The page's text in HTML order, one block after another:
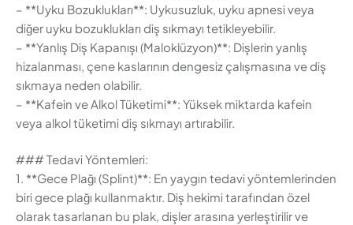
– **Uyku Bozuklukları**: Uykusuzluk, uyku apnesi veya
diğer uyku bozuklukları diş sıkmayı tetikleyebilir.
– **Yanlış Diş Kapanışı (Maloklüzyon)**: Dişlerin yanlış
hizalanması, çene kaslarının dengesiz çalışmasına ve diş
sıkmaya neden olabilir.
– **Kafein ve Alkol Tüketimi**: Yüksek miktarda kafein
veya alkol tüketimi diş sıkmayı artırabilir.
### Tedavi Yöntemleri:
1. **Gece Plağı (Splint)**: En yaygın tedavi yöntemlerinden
biri gece plağı kullanmaktır. Diş hekimi tarafından özel
olarak tasarlanan bu plak, dişler arasına yerleştirilir ve